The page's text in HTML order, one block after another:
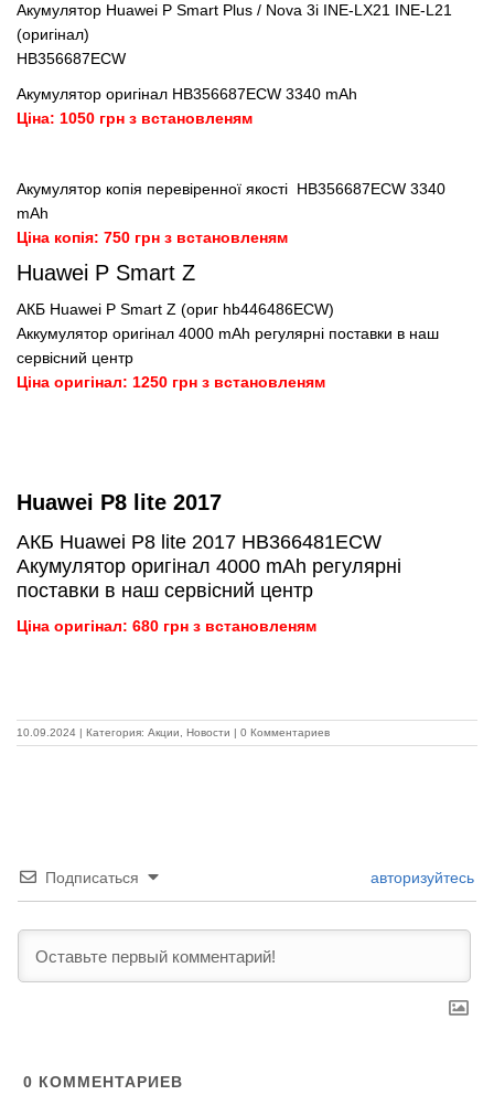
Акумулятор Huawei P Smart Plus / Nova 3i INE-LX21 INE-L21
(оригінал)
HB356687ECW
Акумулятор оригінал HB356687ECW 3340 mAh
Ціна: 1050 грн з встановленям
Акумулятор копія перевіренної якості HB356687ECW 3340
mAh
Ціна копія: 750 грн з встановленям
Huawei P Smart Z
АКБ Huawei P Smart Z (ориг hb446486ECW)
Аккумулятор оригінал 4000 mAh регулярні поставки в наш
сервісний центр
Ціна оригінал: 1250 грн з встановленям
Huawei P8 lite 2017
АКБ Huawei P8 lite 2017 HB366481ECW
Акумулятор оригінал 4000 mAh регулярні
поставки в наш сервісний центр
Ціна оригінал: 680 грн з встановленям
10.09.2024 Категория: Акции, Новости 0 Комментариев
Подписаться авторизуйтесь
0 КОММЕНТАРИЕВ